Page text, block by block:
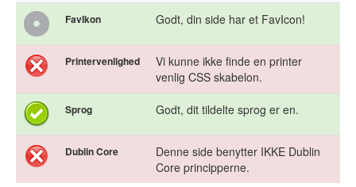
FavIkon Godt, din side har et FavIcon!
Printervenlighed
Vi kunne ikke finde en printer
venlig CSS skabelon.
Sprog Godt, dit tildelte sprog er en.
Dublin Core
Denne side benytter IKKE Dublin
Core principperne.